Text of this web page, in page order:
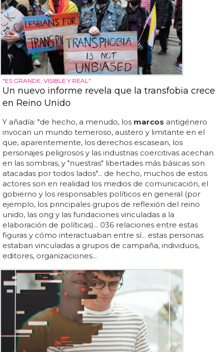
"ES GRANDE, VISIBLE Y REAL"
Un nuevo informe revela que la transfobia crece
en Reino Unido
Y añadía: "de hecho, a menudo, los marcos antigénero
invocan un mundo temeroso, austero y limitante en el
que, aparentemente, los derechos escasean, los
personajes peligrosos y las industrias coercitivas acechan
en las sombras, y "nuestras" libertades más básicas son
atacadas por todos lados"... de hecho, muchos de estos
actores son en realidad los medios de comunicación, el
gobierno y los responsables políticos en general (por
ejemplo, los principales grupos de reflexión del reino
unido, las ong y las fundaciones vinculadas a la
elaboración de políticas)... 036 relaciones entre estas
figuras y cómo interactuaban entre sí... estas personas
estaban vinculadas a grupos de campaña, individuos,
editores, organizaciones...